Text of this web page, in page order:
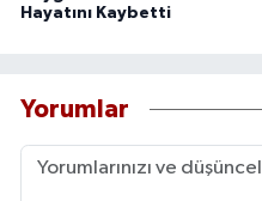
Hayatını Kaybetti
Yorumlar